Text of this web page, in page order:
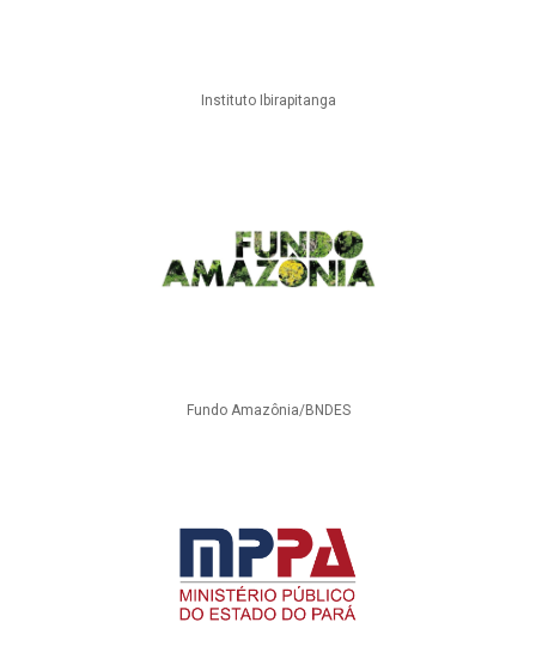
Instituto Ibirapitanga
Fundo Amazônia/BNDES